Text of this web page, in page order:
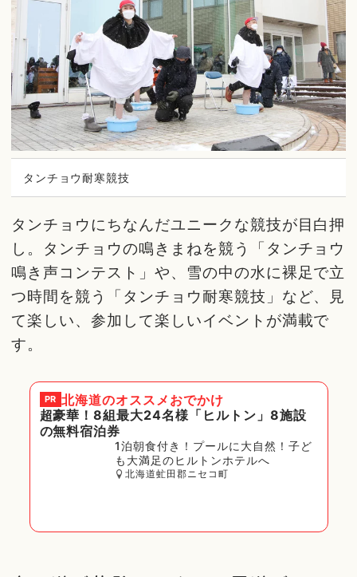
タンチョウ耐寒競技
タンチョウにちなんだユニークな競技が目白押
し。タンチョウの鳴きまねを競う「タンチョウ
鳴き声コンテスト」や、雪の中の水に裸足で立
つ時間を競う「タンチョウ耐寒競技」など、見
て楽しい、参加して楽しいイベントが満載で
す。
PR 北海道のオススメおでかけ
超豪華！8組最大24名様「ヒルトン」8施設
の無料宿泊券
1泊朝食付き！プールに大自然！子ど
も大満足のヒルトンホテルへ
北海道虻田郡ニセコ町